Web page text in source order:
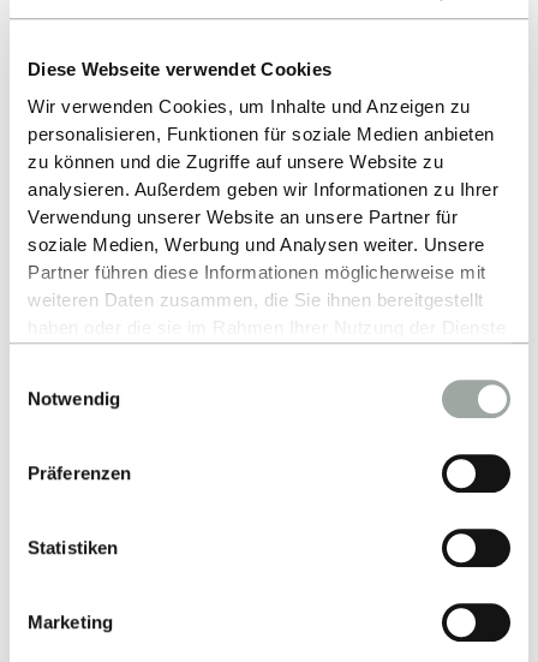
Diese Webseite verwendet Cookies
Wir verwenden Cookies, um Inhalte und Anzeigen zu
personalisieren, Funktionen für soziale Medien anbieten
zu können und die Zugriffe auf unsere Website zu
analysieren. Außerdem geben wir Informationen zu Ihrer
Verwendung unserer Website an unsere Partner für
soziale Medien, Werbung und Analysen weiter. Unsere
Partner führen diese Informationen möglicherweise mit
weiteren Daten zusammen, die Sie ihnen bereitgestellt
Alles zum Thema Cookies und personenbezogene
Datenverarbeitung entnehmen Sie unserer
Notwendig
Präferenzen
Statistiken
Marketing
Nach oben